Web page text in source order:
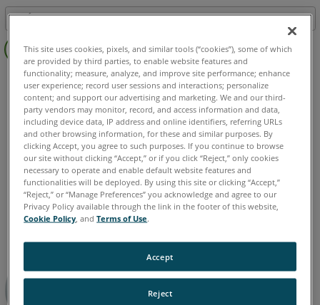
Salvar
como
PDF
Índice
geral
Scanner a laser Blink
Scanner a laser 3D Focus Core Focus Premium
Focus Premium Max
Mobile Scanner Orbis
Alemão Chinês Coreano Espanhol Francês Inglês
Italiano Japonês Português
This site uses cookies, pixels, and similar tools (“cookies”), some of which
are provided by third parties, to enable website features and
functionality; measure, analyze, and improve site performance; enhance
user experience; record user sessions and interactions; personalize
content; and support our advertising and marketing. We and our third-
party vendors may monitor, record, and access information and data,
including device data, IP address and online identifiers, referring URLs
and other browsing information, for these and similar purposes. By
clicking Accept, you agree to such purposes. If you continue to browse
our site without clicking “Accept,” or if you click “Reject,” only cookies
necessary to operate and enable default website features and
functionalities will be deployed. By using this site or clicking “Accept,”
“Reject,” or “Manage Preferences” you acknowledge and agree to our
Privacy Policy available through the link in the footer of this website,
Cookie Policy , andTerms of Use.
Reject
Accept